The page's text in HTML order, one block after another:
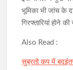
भूमिका भी जांच के
गिरफ्तारियां होने
Also Read :
सुब्रतो कप में